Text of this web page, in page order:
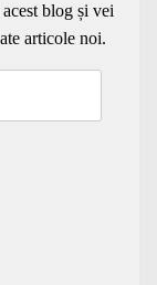
blog și vei
articole noi.